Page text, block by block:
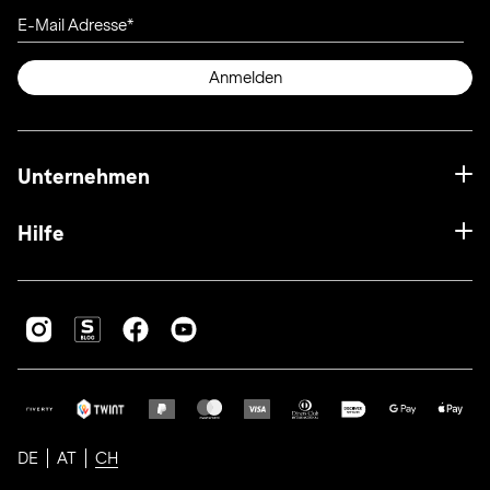
E-Mail Adresse
Anmelden
Unternehmen
Hilfe
DE AT CH